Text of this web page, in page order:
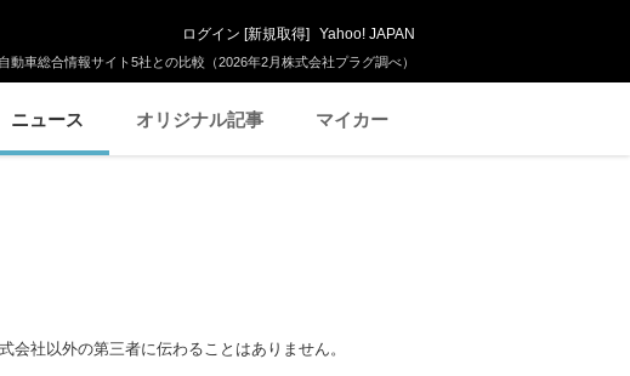
動車総合情報サイト5社との比較（2026年2月株式会社プラグ調べ）
ログイン [新規取得] Yahoo! JAPAN
ニュース オリジナル記事 マイカー
社以外の第三者に伝わることはありません。